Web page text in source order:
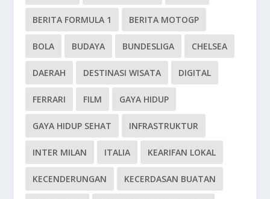
BERITA FORMULA 1 BERITA MOTOGP
BOLA BUDAYA BUNDESLIGA CHELSEA
DAERAH DESTINASI WISATA DIGITAL
FERRARI FILM GAYA HIDUP
GAYA HIDUP SEHAT INFRASTRUKTUR
INTER MILAN ITALIA KEARIFAN LOKAL
KECENDERUNGAN KECERDASAN BUATAN